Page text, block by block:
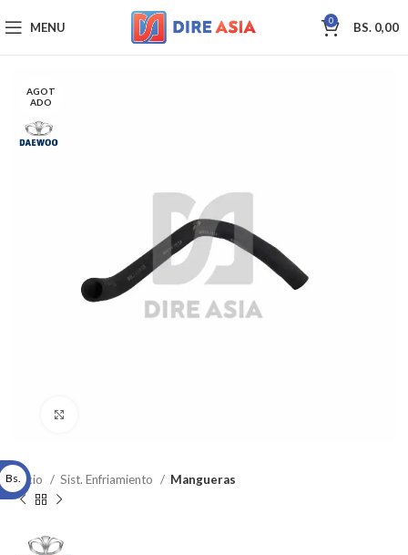
MENU 0 BS. 0,00
AGOT
ADO
Inicio Sist. Enfriamiento Mangueras
Bs.